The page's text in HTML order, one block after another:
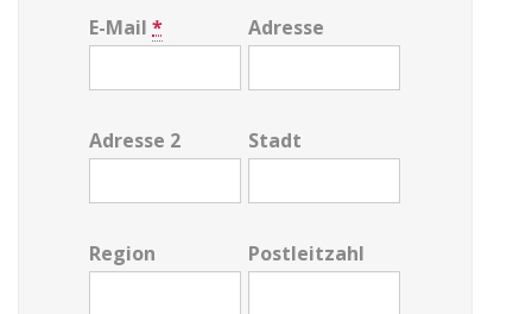
E-Mail* Adresse
Adresse 2 Stadt
Region Postleitzahl